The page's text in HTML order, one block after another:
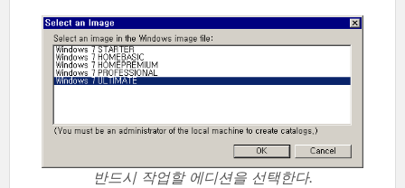
반드시 작업할 에디션을 선택한다.